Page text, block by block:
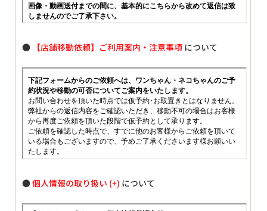
● 【店舗移動依頼】ご利用案内・注意事項 について
●個人情報の取り扱い について